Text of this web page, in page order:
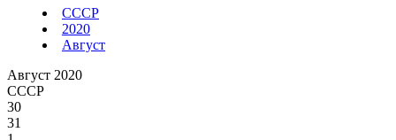
СССР
2020
Август
Август 2020
СССР
30
31